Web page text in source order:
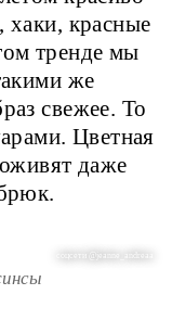
хаки, красные
тренде мы
же
свежее. То
Цветная
даже
соцсети @jeanne_andreaa